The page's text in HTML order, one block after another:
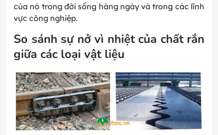
của nó trong đời sống hàng ngày và trong các lĩnh
vực công nghiệp.
So sánh sự nở vì nhiệt của chất rắn
giữa các loại vật liệu